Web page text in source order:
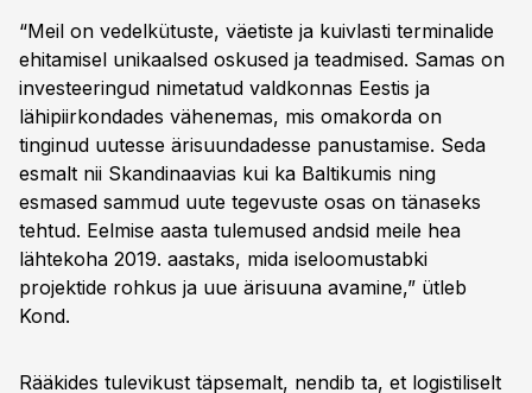
“Meil on vedelkütuste, väetiste ja kuivlasti terminalide
ehitamisel unikaalsed oskused ja teadmised. Samas on
investeeringud nimetatud valdkonnas Eestis ja
lähipiirkondades vähenemas, mis omakorda on
tinginud uutesse ärisuundadesse panustamise. Seda
esmalt nii Skandinaavias kui ka Baltikumis ning
esmased sammud uute tegevuste osas on tänaseks
tehtud. Eelmise aasta tulemused andsid meile hea
lähtekoha 2019. aastaks, mida iseloomustabki
projektide rohkus ja uue ärisuuna avamine,” ütleb
Kond.
Rääkides tulevikust täpsemalt, nendib ta, et logistiliselt